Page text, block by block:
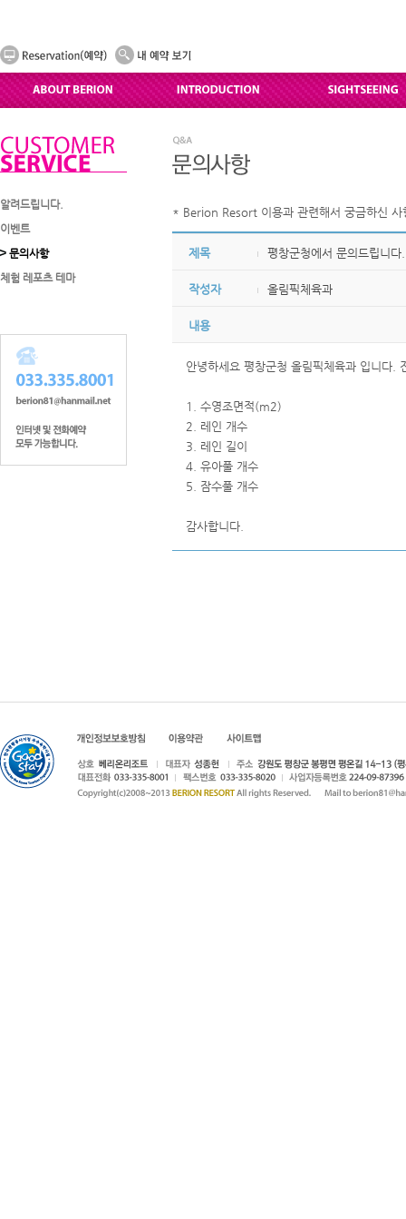
알려드립니다.
이벤트
문의사항
체험 레포츠 테마
* Berion Resort 이용과 관련해서 궁금하신 사
제목 평창군청에서 문의드립니다.
작성자 올림픽체육과
내용
안녕하세요 평창군청 올림픽체육과 입니다.
1. 수영조면적(m2)
2. 레인 개수
3. 레인 길이
4. 유아풀 개수
5. 잠수풀 개수
감사합니다.